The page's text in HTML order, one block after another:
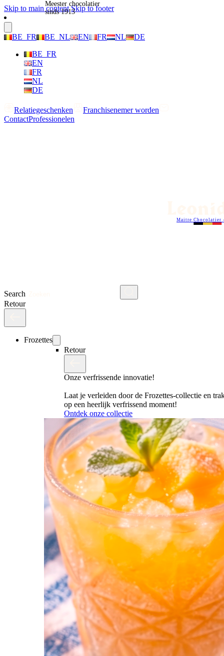
Skip to main content Skip to footer
BE_FR BE_NL EN FR NL
DE
BE_FR
EN
FR
NL
DE
Relatiegeschenken
Franchisenemer worden
ContactProfessionelen
Search
Maitre Chocolatier
Retour
Frozettes
Retour
Onze verfrissende innovatie!
Laat je verleiden door de Frozettes-collectie en
op een heerlijk verfrissend moment!
Ontdek onze collectie
Meester chocolatier
sinds 1913